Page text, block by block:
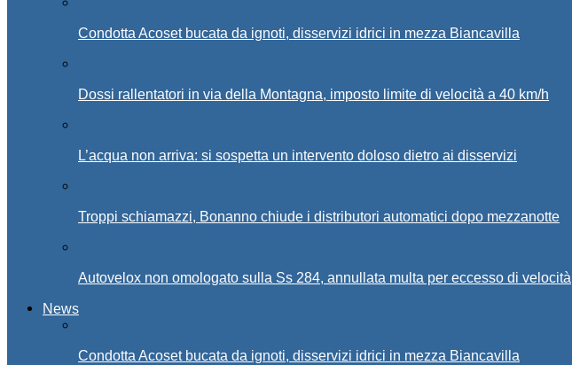
Condotta Acoset bucata da ignoti, disservizi idrici in mezza Biancavilla
Dossi rallentatori in via della Montagna, imposto limite di velocità a 40 km/h
L’acqua non arriva: si sospetta un intervento doloso dietro ai disservizi
Troppi schiamazzi, Bonanno chiude i distributori automatici dopo mezzanotte
Autovelox non omologato sulla Ss 284, annullata multa per eccesso di velocità
News
Condotta Acoset bucata da ignoti, disservizi idrici in mezza Biancavilla